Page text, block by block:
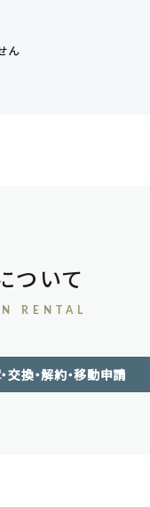
ん
ついて
RENTAL
交換・解約・移動申請